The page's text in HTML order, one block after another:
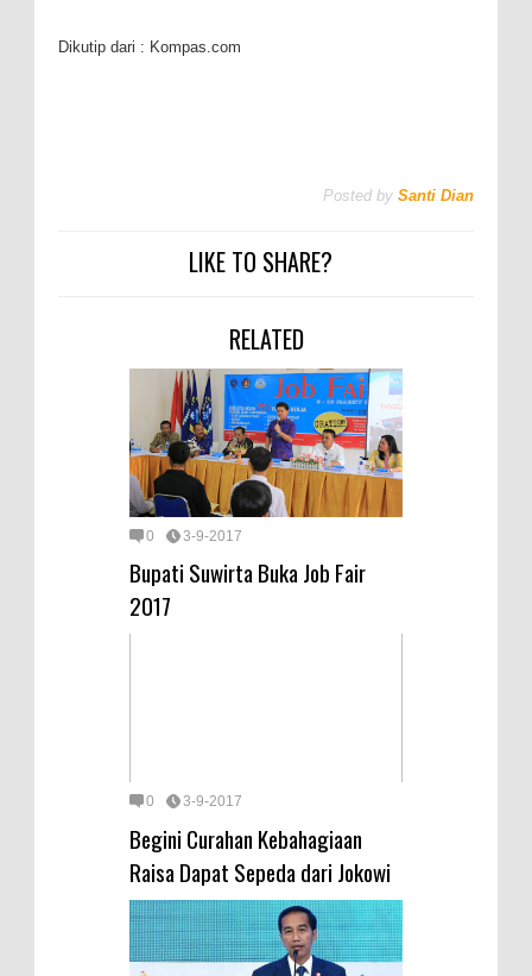
Dikutip dari : Kompas.com
Posted by Santi Dian
LIKE TO SHARE?
RELATED
0 3-9-2017
Bupati Suwirta Buka Job Fair
2017
0 3-9-2017
Begini Curahan Kebahagiaan
Raisa Dapat Sepeda dari Jokowi